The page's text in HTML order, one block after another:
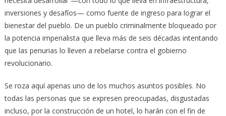
inversiones y desafíos— como fuente de ingreso para lograr el
bienestar del pueblo. De un pueblo criminalmente bloqueado por
la potencia imperialista que lleva más de seis décadas intentando
que las penurias lo lleven a rebelarse contra el gobierno
revolucionario.
Se roza aquí apenas uno de los muchos asuntos posibles. No
todas las personas que se expresen preocupadas, disgustadas
incluso, por la construcción de un hotel, lo harán con el fin de